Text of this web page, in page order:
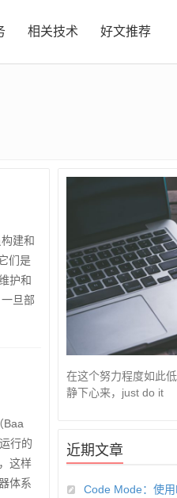
相关技术 好文推荐
建和
们是
护和
旦部
Baa
行的
这样
体系
在这个努力程度如此
静下心来，just do it
近期文章
Code Mode：使